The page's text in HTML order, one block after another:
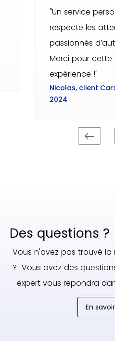
"Un service
respecte les
passionnés
Merci pour cette
expérience !"
Nicolas, client
2024
Des questions ?
Vous n'avez pas trouvé
? Vous avez des
expert vous repondra
En